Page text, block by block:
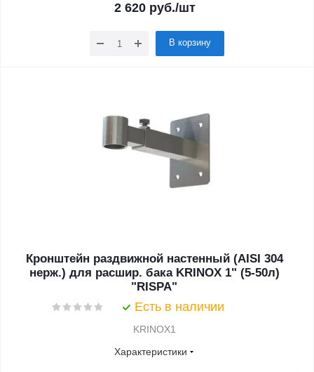
2 620руб./шт
В корзину
Кронштейн раздвижной настенный (AISI 304
нерж.) для расшир. бака KRINOX 1" (5-50л)
"RISPA"
Есть в наличии
KRINOX1
Характеристики